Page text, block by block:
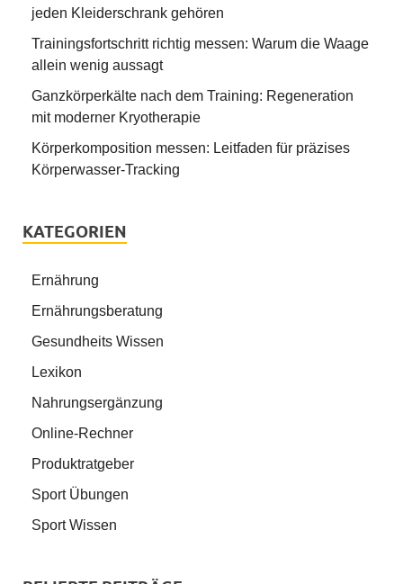
jeden Kleiderschrank gehören
Trainingsfortschritt richtig messen: Warum die Waage
allein wenig aussagt
Ganzkörperkälte nach dem Training: Regeneration
mit moderner Kryotherapie
Körperkomposition messen: Leitfaden für präzises
Körperwasser-Tracking
KATEGORIEN
Ernährung
Ernährungsberatung
Gesundheits Wissen
Lexikon
Nahrungsergänzung
Online-Rechner
Produktratgeber
Sport Übungen
Sport Wissen